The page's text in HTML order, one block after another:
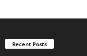
Recent Posts